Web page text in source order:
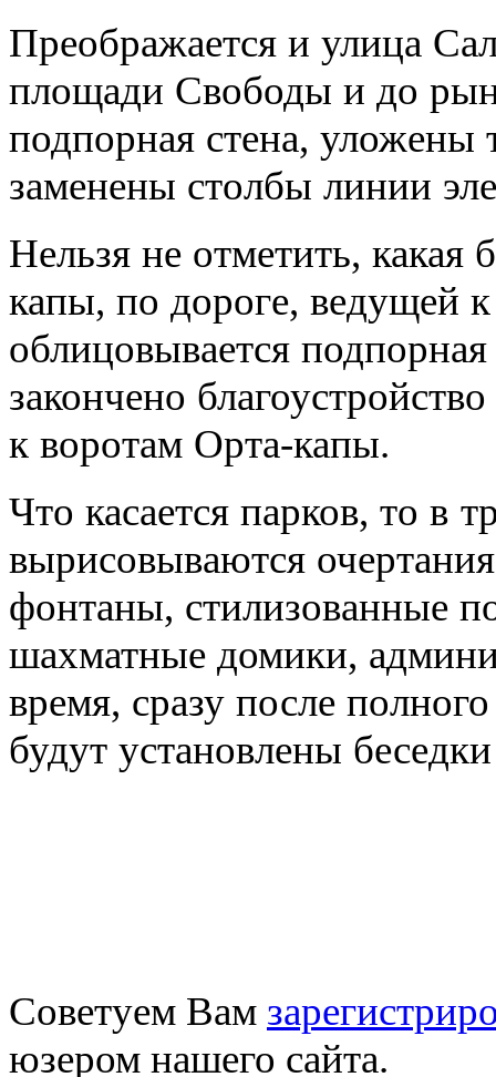
Преображается и улица
площади Свободы и до
подпорная стена, уложены
заменены столбы линии
Нельзя не отметить,
капы, по дороге, ведущей
облицовывается
закончено
к воротам Орта-капы.
Что касается парков, то в
вырисовываются
фонтаны, стилизованные
шахматные домики,
время, сразу после
будут установлены
Советуем Вам
юзером нашего сайта.